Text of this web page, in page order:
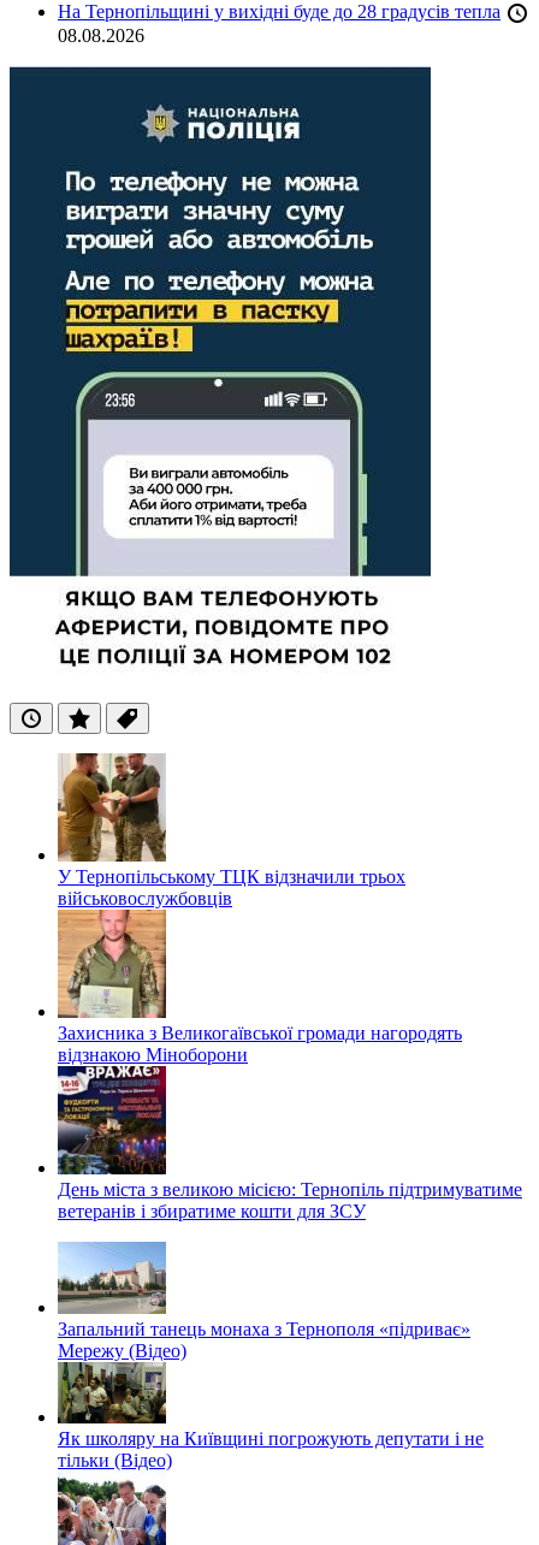
На Тернопільщині у вихідні буде до 28 градусів тепла
08.08.2026
ОстанніПопулярні
Теги
У Тернопільському ТЦК відзначили трьох
військовослужбовців
Захисника з Великогаївської громади нагородять
відзнакою Міноборони
День міста з великою місією: Тернопіль підтримуватиме
ветеранів і збиратиме кошти для ЗСУ
Запальний танець монаха з Тернополя «підриває»
Мережу (Відео)
Як школяру на Київщині погрожують депутати і не
тільки (Відео)